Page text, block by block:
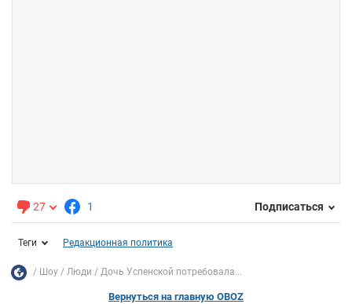
27 1 Подписаться
Теги Редакционная политика
Шоу Люди Дочь Успенской потребовала...
Вернуться на главную OBOZ